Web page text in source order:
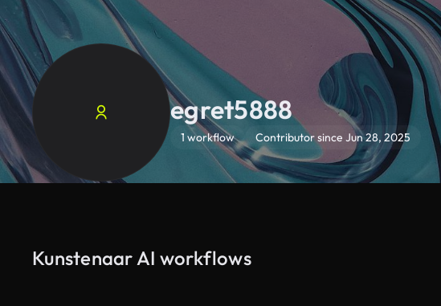
egret5888
1 workflow Contributor since Jun 28, 2025
Kunstenaar AI workflows